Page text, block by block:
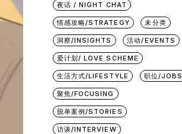
预约咨询 / Book
夜话 / NIGHT CHAT
情感攻略/STRATEGY 未分类
洞察/INSIGHTS 活动/EVENTS
爱计划/ LOVE SCHEME
生活方式/LIFESTYLE 职位/JOBS
聚焦/FOCUSING
脱单案例/STORIES
访谈/INTERVIEW